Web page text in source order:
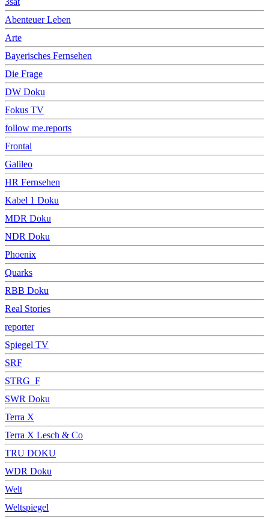
Abenteuer Leben
Arte
Bayerisches Fernsehen
Die Frage
DW Doku
Fokus TV
follow me.reports
Frontal
Galileo
HR Fernsehen
Kabel 1 Doku
MDR Doku
NDR Doku
Phoenix
Quarks
RBB Doku
Real Stories
reporter
Spiegel TV
SRF
STRG_F
SWR Doku
Terra X
Terra X Lesch & Co
TRU DOKU
WDR Doku
Welt
Weltspiegel